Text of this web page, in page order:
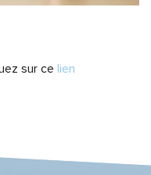
sur ce lien